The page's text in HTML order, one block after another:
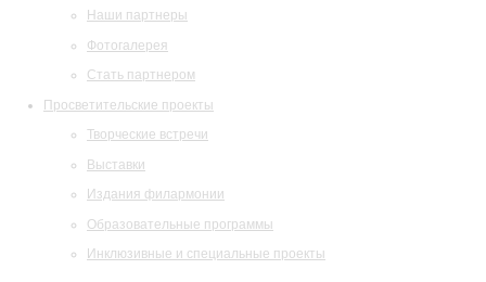
Наши партнеры
Фотогалерея
Стать партнером
Просветительские проекты
Творческие встречи
Выставки
Издания филармонии
Образовательные программы
Инклюзивные и специальные проекты